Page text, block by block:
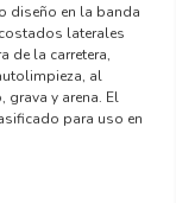
diseño en la banda
laterales
de la carretera,
al
grava y arena. El
para uso en